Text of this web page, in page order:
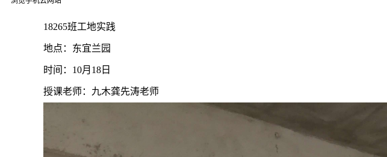
18265班工地实践
地点：东宜兰园
时间：10月18日
授课老师：九木龚先涛老师